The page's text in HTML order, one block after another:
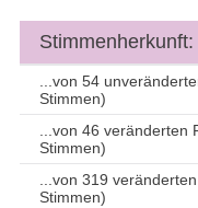
...von 54
Stimmen)
...von 46 veränderten
Stimmen)
...von 319
Stimmen)